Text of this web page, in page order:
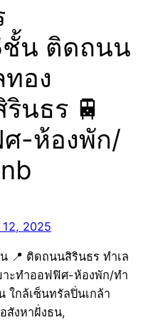
น ติดถนน
ทอง
นธร 🚆
ศ-ห้องพัก/
12, 2025
📍 ติดถนนสิรินธร ทำเล
าะทำออฟฟิศ-ห้องพัก/ทำ
ใกล้เซ็นทรัลปิ่นเกล้า
สังหาฝั่งธน,